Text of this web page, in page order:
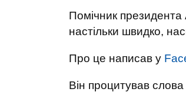
Помічник
настільки швидко,
Про це написав у
Він процитував